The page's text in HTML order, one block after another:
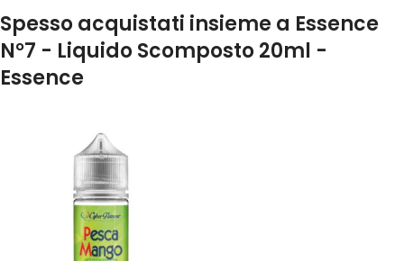
Spesso acquistati insieme a Essence
N°7 - Liquido Scomposto 20ml -
Essence